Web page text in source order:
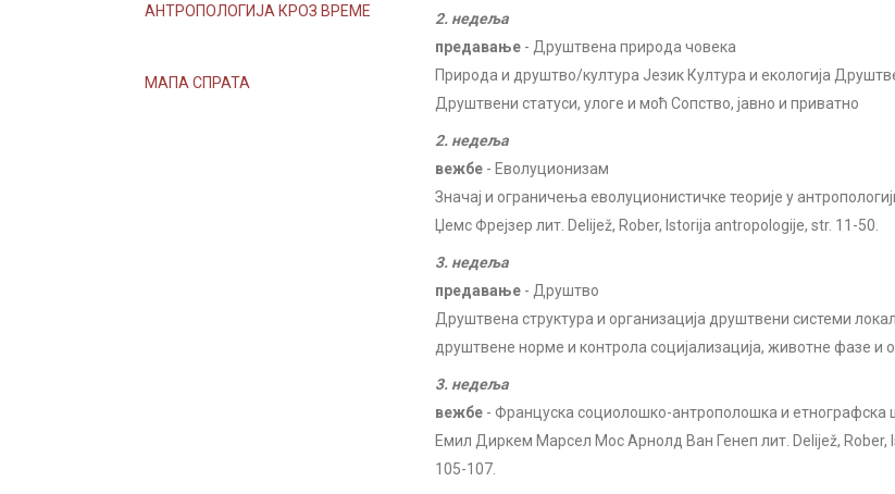
АНТРОПОЛОГИЈА КРОЗ ВРЕМЕ
МАПА СПРАТА
2. недеља
предавање - Друштвена природа човека
Природа и друштво/култура Језик Култура и екологија
Друштвени статуси, улоге и моћ Сопство, јавно и приватно
2. недеља
вежбе - Еволуционизам
Значај и ограничења еволуционистичке теорије у
Џемс Фрејзер лит. Delijež, Rober, Istorija antropologije, str. 11-50.
3. недеља
предавање - Друштво
Друштвена структура и организација друштвени системи
друштвене норме и контрола социјализација, животне фазе и
3. недеља
вежбе - Француска социолошко-антрополошка и етнографска
Емил Диркем Марсел Мос Арнолд Ван Генеп лит. Delijež, Rober,
105-107.